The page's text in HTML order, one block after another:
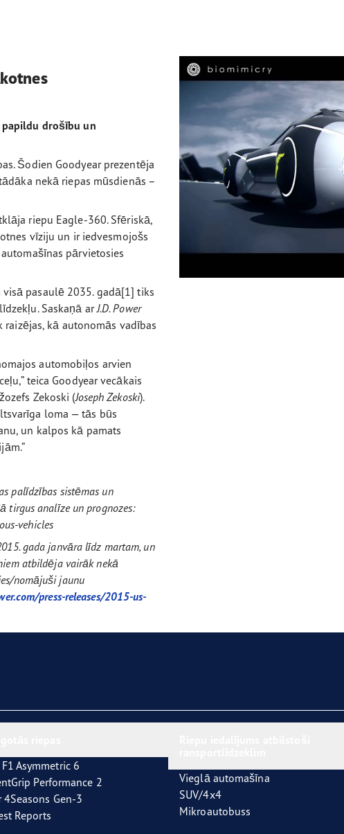
papildu drošību un
Šodien Goodyear prezentēja
nekā riepas mūsdienās –
riepu Eagle-360. Sfēriskā,
vīziju un ir iedvesmojošs
pārvietosies
pasaulē 2035. gadā[1] tiks
Saskaņā arJ.D. Power
kā autonomās vadības
automobiļos arvien
teica Goodyear vecākais
Zekoski (Joseph Zekoski).
loma — tās būs
un kalpos kā pamats
palīdzības sistēmas un
tirgus analīze un prognozes:
vehicles
gada janvāra līdz martam, un
atbildēja vairāk nekā
nomājuši jaunu
press-releases/2015-us-
Asymmetric 6
Performance 2
4Seasons Gen-3
Reports
Vieglā automašīna
SUV/4x4
Mikroautobuss